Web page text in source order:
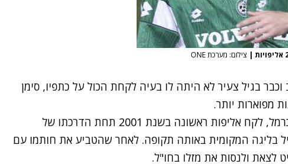
| צילום: מערכת ONE
בגיל צעיר לא היתה לו בעיה לקחת הכול על כתפיו, סימן
מפוארות יותר.
ב-1998, הוא עשה את הדרך לכרמל, לקח אליפות ראשונה בשנת 2001 תחת הדרכתו של
בליגה המקומית באותה תקופה. לאחר שהטביע את חותמו עם
לצאת ולנסות את מזלו בחו"ל.